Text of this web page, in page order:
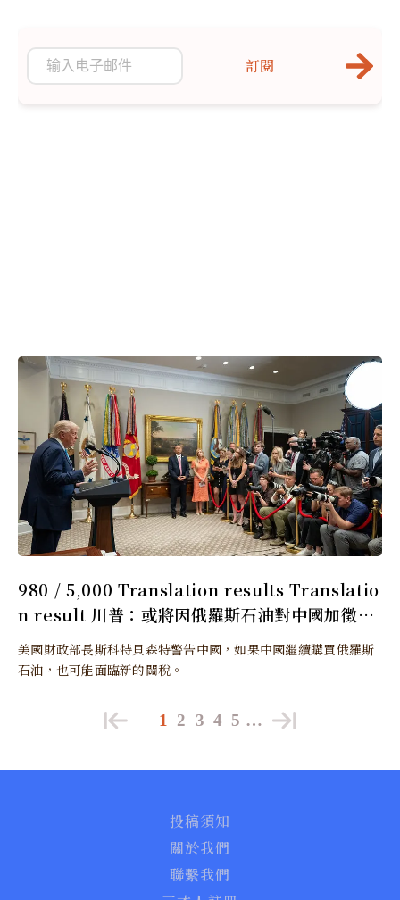
980 / 5,000 Translation results Translatio
n result 川普：或將因俄羅斯石油對中國加徵更
多關稅
美國財政部長斯科特貝森特警告中國，如果中國繼續購買俄羅斯
石油，也可能面臨新的關稅。
訂閱
1 2 3 4 5 …
投稿須知
關於我們
聯繫我們